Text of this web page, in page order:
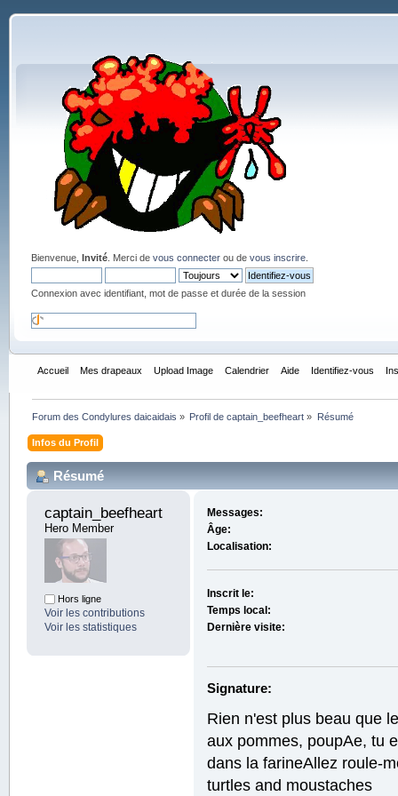
Bienvenue, Invité. Merci de vous connecterou de vous inscrire.
Connexion avec identifiant, mot de passe et durée de la session
Accueil Mes drapeaux Upload Image Calendrier Aide Identifiez-vous
Forum des Condylures daicaidais » Profil de captain_beefheart » Résumé
Infos du Profil
Résumé
captain_beefheart
Hero Member
Hors ligne
Voir les contributions
Voir les statistiques
Messages:
Âge:
Localisation:
Inscrit le:
Temps local:
Dernière visite:
Signature:
Rien n'est plus beau que
aux pommes, poupAe, tu
dans la farineAllez roule-
turtles and moustaches